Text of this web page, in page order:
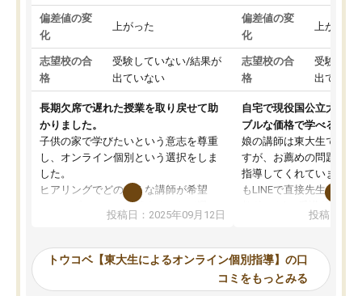
偏差値の変
化
上がった
志望校の合
格
受験していない/結果が
出ていない
長期欠席で遅れた授業を取り戻せて助
かりました。
子供の家で学びたいという意志を尊重
し、オンライン個別という選択をしま
した。
ヒアリングでどのような講師が希望
か、オプションは付帯するかなど選ぶ
事が出来ました。
ーティングを行い、その講師で良いか
見てから講師を決定する事ができま
投稿日：2025年09月12日
偏差値の変
化
上がった
志望校の合
格
受験して
出ていな
自宅で現役国公立大学生
ブルな価格で学べる
娘の講師は東大生では無
すが、お薦めの問題集や
指導してくれています。
もLINEで直接先生に質問
めれるので、個人に合
いなのがあり(有料)、受
ことをどんなスケジュー
くか相談したのですが、
投稿日：
トウコベ【東大生によるオンライン個別指導】の口
コミをもっとみる